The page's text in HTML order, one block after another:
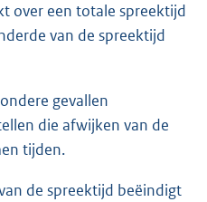
over een totale spreektijd
van de spreektijd
gevallen
die afwijken van de
tijden.
de spreektijd beëindigt